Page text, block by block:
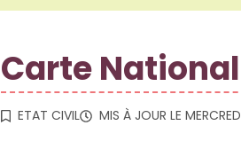
Carte
ETAT CIVIL MIS À JOUR LE